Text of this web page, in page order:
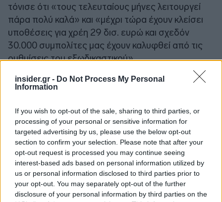
insider.gr - Do Not Process My Personal
Information
If you wish to opt-out of the sale, sharing to third parties, or
processing of your personal or sensitive information for
targeted advertising by us, please use the below opt-out
section to confirm your selection. Please note that after your
opt-out request is processed you may continue seeing
interest-based ads based on personal information utilized by
us or personal information disclosed to third parties prior to
your opt-out. You may separately opt-out of the further
disclosure of your personal information by third parties on the
τόνισε ότι «τους τελευταίους μήνες λειτουργεί
πάρα πολύ καλά» και «μέχρι τώρα έχουν κλείσει
υποθέσεις για χρέη 29 δισ. ευρώ και σχεδόν
30.000 συμπολίτες μας έχουν καλυφθεί από τις
ρυθμίσεις του εξωδικαστικού».